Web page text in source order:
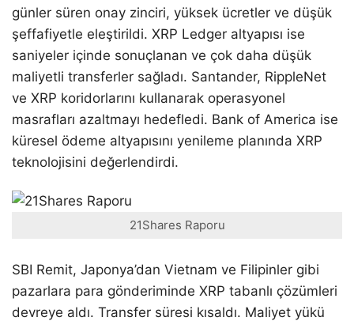
günler süren onay zinciri, yüksek ücretler ve düşük
şeffafiyetle eleştirildi. XRP Ledger altyapısı ise
saniyeler içinde sonuçlanan ve çok daha düşük
maliyetli transferler sağladı. Santander, RippleNet
ve XRP koridorlarını kullanarak operasyonel
masrafları azaltmayı hedefledi. Bank of America ise
küresel ödeme altyapısını yenileme planında XRP
teknolojisini değerlendirdi.
21Shares Raporu
SBI Remit, Japonya’dan Vietnam ve Filipinler gibi
pazarlara para gönderiminde XRP tabanlı çözümleri
devreye aldı. Transfer süresi kısaldı. Maliyet yükü